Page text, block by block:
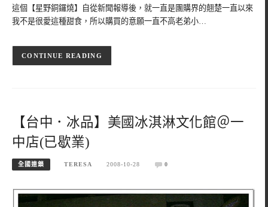
這個【星野銅鑼燒】自從新聞報導後，就一直是團購界的翹楚一直以來
我不是很愛這種甜食，所以購買的意願一直不高老弟小…
CONTINUE READING
【台中．冰品】美國冰淇淋文化館＠一
中店(已歇業)
全國連鎖 TERESA 2008-10-28 0